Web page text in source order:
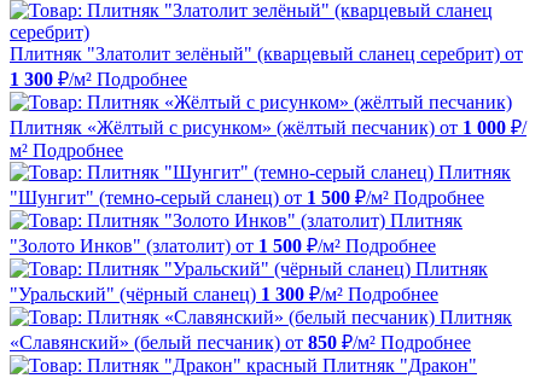
Плитняк "Златолит зелёный" (кварцевый сланец серебрит) от
1 300 ₽/м² Подробнее
Плитняк «Жёлтый с рисунком» (жёлтый песчаник) от 1 000 ₽/
м² Подробнее
Плитняк
"Шунгит" (темно-серый сланец) от 1 500 ₽/м² Подробнее
Плитняк
"Золото Инков" (златолит) от 1 500 ₽/м² Подробнее
Плитняк
"Уральский" (чёрный сланец) 1 300 ₽/м² Подробнее
Плитняк
«Славянский» (белый песчаник) от 850 ₽/м² Подробнее
Плитняк "Дракон"